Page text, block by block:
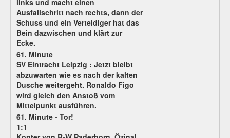
links und macht einen
Ausfallschritt nach rechts, dann der
Schuss und ein Verteidiger hat das
Bein dazwischen und klärt zur
Ecke.
61. Minute
SV Eintracht Leipzig : Jetzt bleibt
abzuwarten wie es nach der kalten
Dusche weitergeht. Ronaldo Figo
wird gleich den Anstoß vom
Mittelpunkt ausführen.
61. Minute - Tor!
1:1